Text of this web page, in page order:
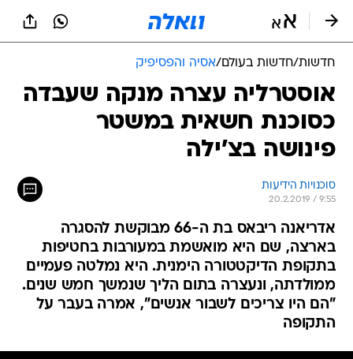
חדשות/חדשות בעולם/אסיה והפסיפיק
אוסטרליה עצרה מנקה שעבדה
כסוכנת חשאית במשטר
פינושה בצ'ילה
סוכנויות הידיעות
20.2.2019 / 9:55
אדריאנה ריבאס בת ה-66 מבוקשת להסגרה
בארצה, שם היא מואשמת במעורבות בחטיפות
בתקופת הדיקטטורה הימנית. היא נמלטה פעמיים
ממולדתה, ונעצרה בתום הליך שנמשך חמש שנים.
"הם היו צריכים לשבור אנשים", אמרה בעבר על
התקופה